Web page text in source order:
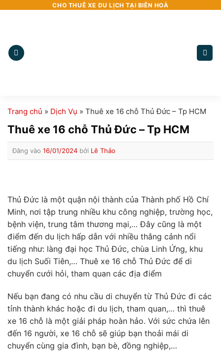
dung
CHO THUÊ XE DU LỊCH TẠI BIÊN HOÀ
Trang chủ » Dịch Vụ » Thuê xe 16 chỗ Thủ Đức – Tp HCM
Thuê xe 16 chỗ Thủ Đức – Tp HCM
Đăng vào 16/01/2024 bởi Lê Thảo
Thủ Đức là một quận nội thành của Thành phố Hồ Chí
Minh, nơi tập trung nhiều khu công nghiệp, trường học,
bệnh viện, trung tâm thương mại,… Đây cũng là một
điểm đến du lịch hấp dẫn với nhiều thắng cảnh nổi
tiếng như: làng đại học Thủ Đức, chùa Linh Ứng, khu
du lịch Suối Tiên,… Thuê xe 16 chỗ Thủ Đức để di
chuyển cưới hỏi, tham quan các địa điểm
Nếu bạn đang có nhu cầu di chuyển từ Thủ Đức đi các
tỉnh thành khác hoặc đi du lịch, tham quan,… thì thuê
xe 16 chỗ là một giải pháp hoàn hảo. Với sức chứa lên
đến 16 người, xe 16 chỗ sẽ giúp bạn thoải mái di
chuyển cùng gia đình, bạn bè, đồng nghiệp,…